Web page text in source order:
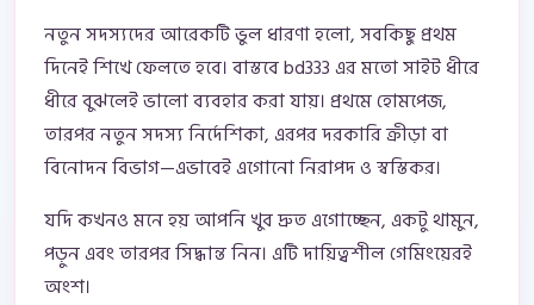
নতুন সদস্যদের আরেকটি ভুল ধারণা হলো, সবকিছু প্রথম
দিনেই শিখে ফেলতে হবে। বাস্তবে bd333 এর মতো সাইট ধীরে
ধীরে বুঝলেই ভালো ব্যবহার করা যায়। প্রথমে হোমপেজ,
তারপর নতুন সদস্য নির্দেশিকা, এরপর দরকারি ক্রীড়া বা
বিনোদন বিভাগ—এভাবেই এগোনো নিরাপদ ও স্বস্তিকর।
যদি কখনও মনে হয় আপনি খুব দ্রুত এগোচ্ছেন, একটু থামুন,
পড়ুন এবং তারপর সিদ্ধান্ত নিন। এটি দায়িত্বশীল গেমিংয়েরই
অংশ।